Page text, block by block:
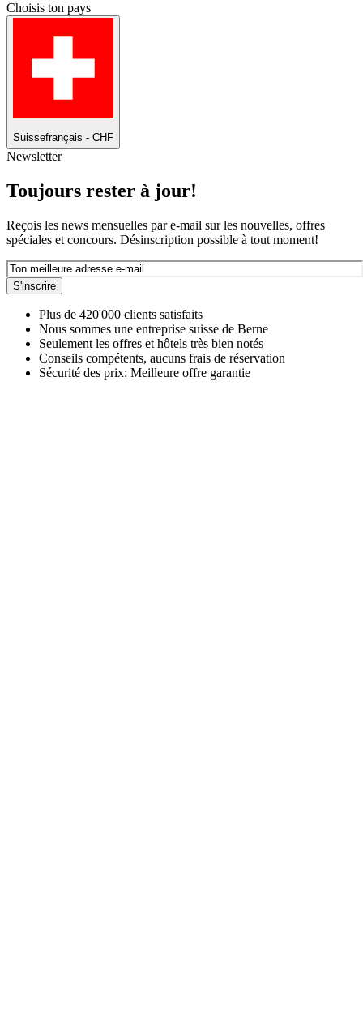
Choisis ton pays
Suissefrançais - CHF
Newsletter
Toujours rester à jour!
Reçois les news mensuelles par e-mail sur les nouvelles, offres
spéciales et concours. Désinscription possible à tout moment!
S'inscrire
Plus de 420'000 clients satisfaits
Nous sommes une entreprise suisse de Berne
Seulement les offres et hôtels très bien notés
Conseils compétents, aucuns frais de réservation
Sécurité des prix: Meilleure offre garantie